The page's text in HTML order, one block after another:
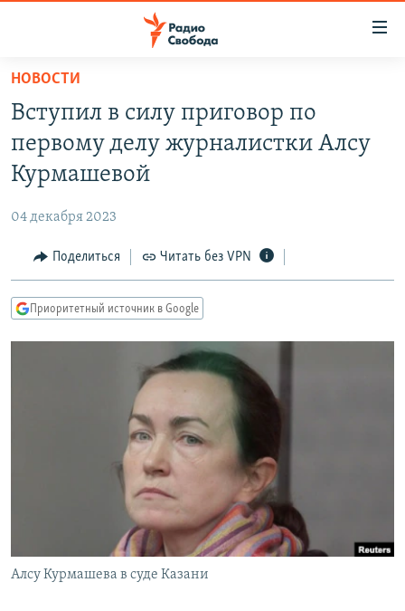
упрощенного
доступа
основному
Вернутся
Вернутся
ПОДКАСТЫ
АВТОРСКИЕ ПРОЕКТЫ
МНЕНИЯ
КУЛЬТУРА
КАВКАЗ.РЕАЛИИ
РАСПИСАНИЕ ВЕЩАНИЯ
ПОДПИШИТЕСЬ НА РАССЫЛКУ
НОВОСТИ
Вступил в силу приговор по
первому делу журналистки Алсу
Курмашевой
04 декабря 2023
Поделиться Читать без VPN
Приоритетный источник в Google
Алсу Курмашева в суде Казани